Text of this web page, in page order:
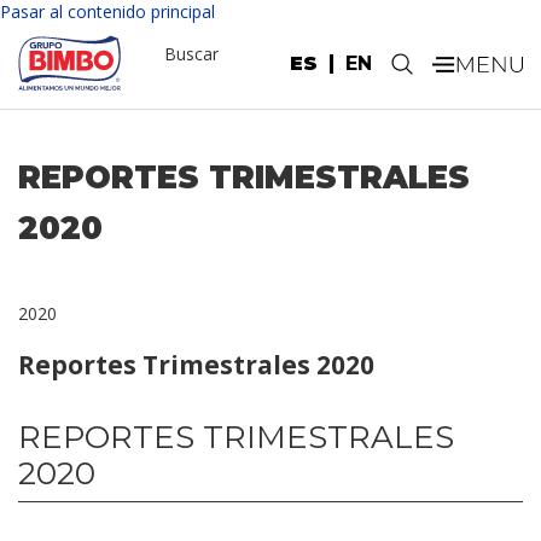
Pasar al contenido principal
ES EN
Buscar .
REPORTES TRIMESTRALES
2020
2020
Reportes Trimestrales 2020
REPORTES TRIMESTRALES
2020